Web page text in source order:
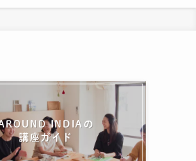
INDIAの
講座ガイド